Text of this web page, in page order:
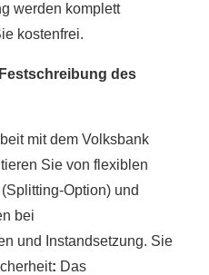
werden komplett
kostenfrei.
des
mit dem Volksbank
Sie von flexiblen
Option) und
bei
und Instandsetzung. Sie
: Das